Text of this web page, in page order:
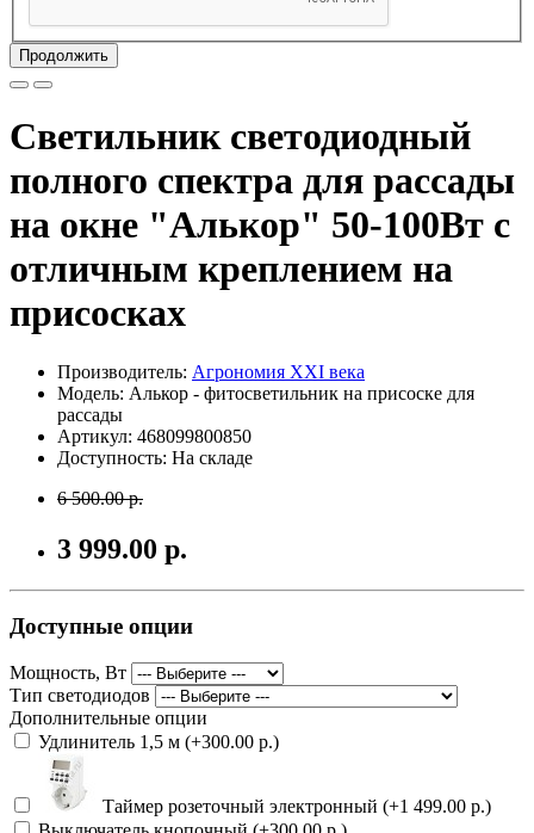
Продолжить
Светильник светодиодный
полного спектра для рассады
на окне "Алькор" 50-100Вт с
отличным креплением на
присосках
Производитель: Агрономия XXI века
Модель: Алькор - фитосветильник на присоске для
рассады
Артикул: 468099800850
Доступность: На складе
6 500.00 р.
3 999.00 р.
Доступные опции
Мощность, Вт
Тип светодиодов
Дополнительные опции
Удлинитель 1,5 м (+300.00 р.)
Таймер розеточный электронный (+1 499.00 р.)